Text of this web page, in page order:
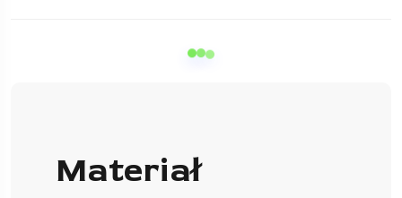
Materiał